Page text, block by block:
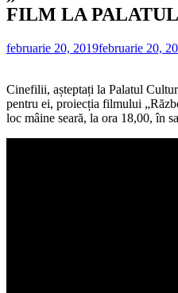
FILM LA
februarie 20, 2019februarie 20,
Cinefilii, așteptați la Palatul
pentru ei, proiecția filmului
loc mâine seară, la ora 18,00, în